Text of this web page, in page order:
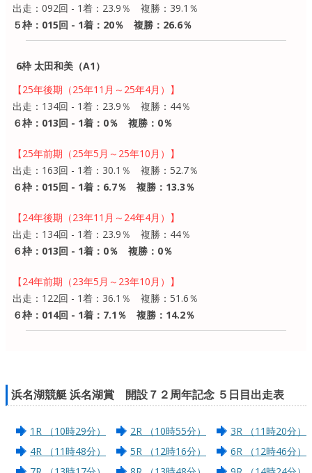
出走：092回 - 1着：23.9％ 複勝：39.1％
５枠：015回 - 1着：20％ 複勝：26.6％
6枠 太田和美（A1）
【25年後期（25年11月～25年4月）】
出走：134回 - 1着：23.9％ 複勝：44％
６枠：013回 - 1着：0％ 複勝：0％
【25年前期（25年5月～25年10月）】
出走：163回 - 1着：30.1％ 複勝：52.7％
６枠：015回 - 1着：6.7％ 複勝：13.3％
【24年後期（23年11月～24年4月）】
出走：134回 - 1着：23.9％ 複勝：44％
６枠：013回 - 1着：0％ 複勝：0％
【24年前期（23年5月～23年10月）】
出走：122回 - 1着：36.1％ 複勝：51.6％
６枠：014回 - 1着：7.1％ 複勝：14.2％
浜名湖競艇 浜名湖賞 開設７２周年記念 ５日目出走表
1R （10時29分） 2R （10時55分）
3R （11時20分）
4R （11時48分）
5R （12時16分）
6R （12時46分）